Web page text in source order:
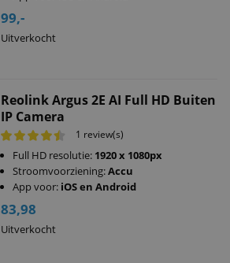
99,-
Uitverkocht
Reolink Argus 2E AI Full HD Buiten
IP Camera
1 review(s)
Full HD resolutie: 1920 x 1080px
Stroomvoorziening:Accu
App voor: iOS en Android
83,98
Uitverkocht